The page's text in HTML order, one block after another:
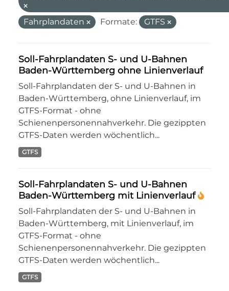
Fahrplandaten Formate: GTFS
Soll-Fahrplandaten S- und U-Bahnen
Baden-Württemberg ohne Linienverlauf
Soll-Fahrplandaten der S- und U-Bahnen in
Baden-Württemberg, ohne Linienverlauf, im
GTFS-Format - ohne
Schienenpersonennahverkehr. Die gezippten
GTFS-Daten werden wöchentlich...
GTFS
Soll-Fahrplandaten S- und U-Bahnen
Baden-Württemberg mit Linienverlauf
Soll-Fahrplandaten der S- und U-Bahnen in
Baden-Württemberg, mit Linienverlauf, im
GTFS-Format - ohne
Schienenpersonennahverkehr. Die gezippten
GTFS-Daten werden wöchentlich...
GTFS